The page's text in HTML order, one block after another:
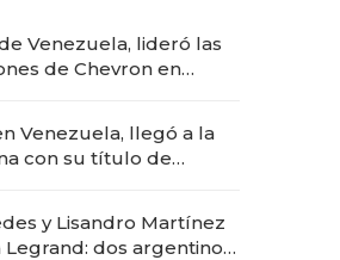
Venezuela, lideró las
de Chevron en
Venezuela, llegó a la
con su título de
"fast premium"
y Lisandro Martínez
Legrand: dos argentinos